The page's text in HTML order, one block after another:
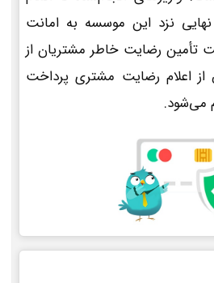
نزد این موسسه به امانت
تأمین رضایت خاطر مشتریان از
اعلام رضایت مشتری پرداخت
می‌شود.